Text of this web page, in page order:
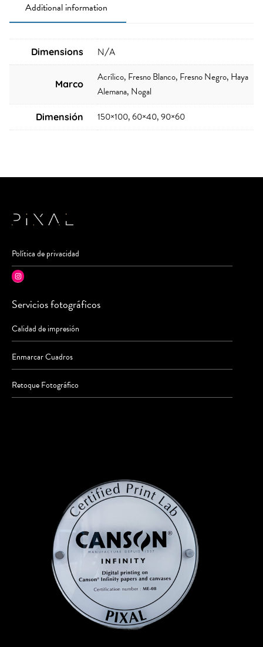
Additional information
Dimensions N/A
Marco
Acrílico, Fresno Blanco, Fresno Negro, Haya
Alemana, Nogal
Dimensión 150×100, 60×40, 90×60
Política de privacidad
Instagram
Servicios fotográficos
Calidad de impresión
Enmarcar Cuadros
Retoque Fotográfico